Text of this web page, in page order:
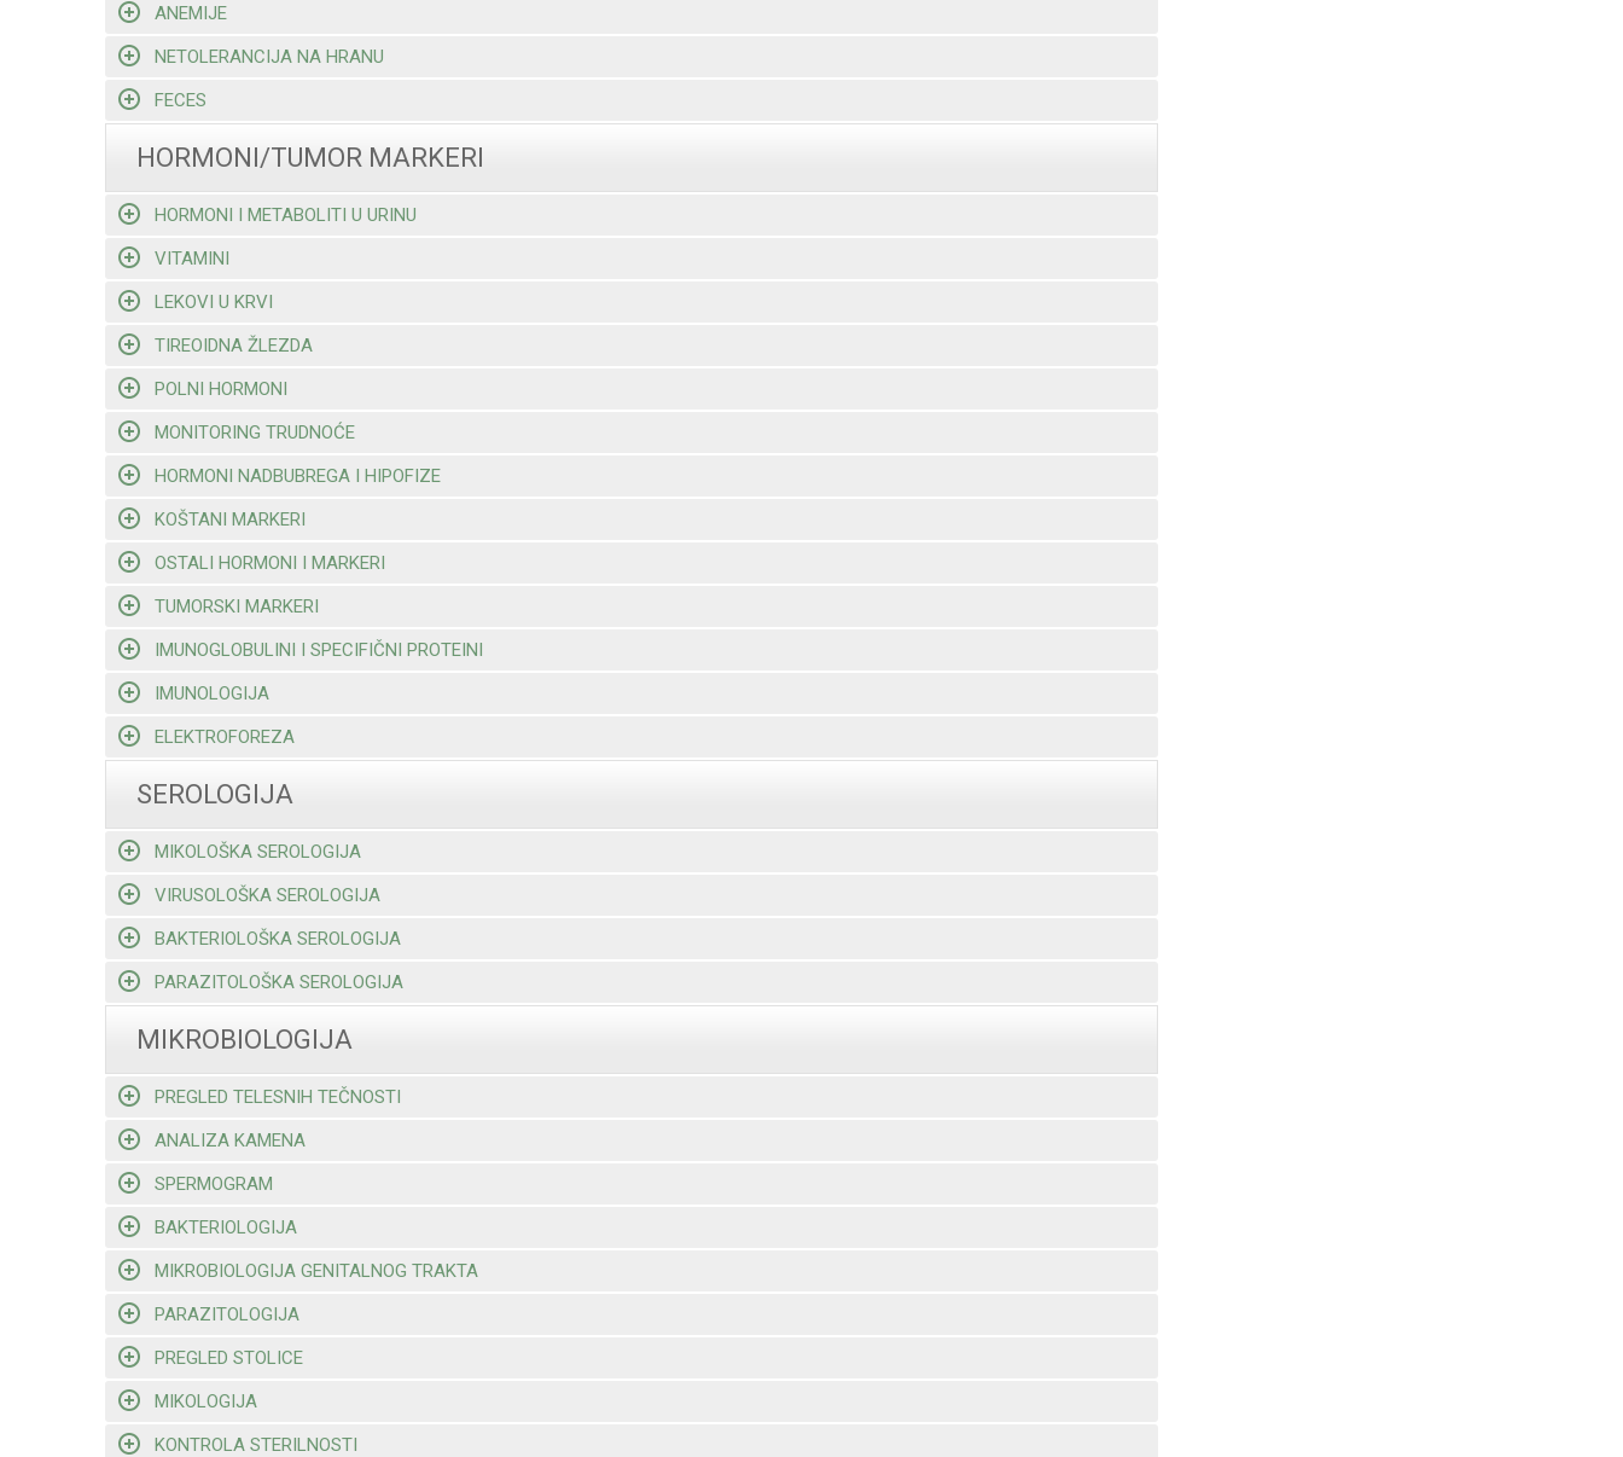
ANEMIJE
NETOLERANCIJA NA HRANU
FECES
HORMONI/TUMOR MARKERI
HORMONI I METABOLITI U URINU
VITAMINI
LEKOVI U KRVI
TIREOIDNA ŽLEZDA
POLNI HORMONI
MONITORING TRUDNOĆE
HORMONI NADBUBREGA I HIPOFIZE
KOŠTANI MARKERI
OSTALI HORMONI I MARKERI
TUMORSKI MARKERI
IMUNOGLOBULINI I SPECIFIČNI PROTEINI
IMUNOLOGIJA
ELEKTROFOREZA
SEROLOGIJA
MIKOLOŠKA SEROLOGIJA
VIRUSOLOŠKA SEROLOGIJA
BAKTERIOLOŠKA SEROLOGIJA
PARAZITOLOŠKA SEROLOGIJA
MIKROBIOLOGIJA
PREGLED TELESNIH TEČNOSTI
ANALIZA KAMENA
SPERMOGRAM
BAKTERIOLOGIJA
MIKROBIOLOGIJA GENITALNOG TRAKTA
PARAZITOLOGIJA
PREGLED STOLICE
MIKOLOGIJA
KONTROLA STERILNOSTI